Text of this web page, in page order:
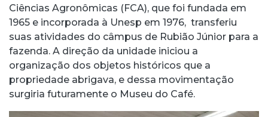
Ciências Agronômicas (FCA), que foi fundada em
1965 e incorporada à Unesp em 1976, transferiu
suas atividades do câmpus de Rubião Júnior para a
fazenda. A direção da unidade iniciou a
organização dos objetos históricos que a
propriedade abrigava, e dessa movimentação
surgiria futuramente o Museu do Café.